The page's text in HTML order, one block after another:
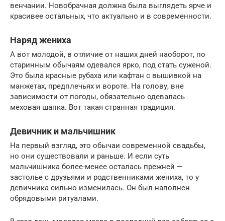
венчании. Новобрачная должна была выглядеть ярче и
красивее остальных, что актуально и в современности.
Наряд жениха
А вот молодой, в отличие от наших дней наоборот, по
старинным обычаям одевался ярко, под стать суженой.
Это была красные рубаха или кафтан с вышивкой на
манжетах, предплечьях и вороте. На голову, вне
зависимости от погоды, обязательно одевалась
меховая шапка. Вот такая странная традиция.
Девичник и мальчишник
На первый взгляд, это обычаи современной свадьбы,
но они существовали и раньше. И если суть
мальчишника более-менее осталась прежней —
застолье с друзьями и родственниками жениха, то у
девичника сильно изменилась. Он был наполнен
обрядовыми ритуалами.